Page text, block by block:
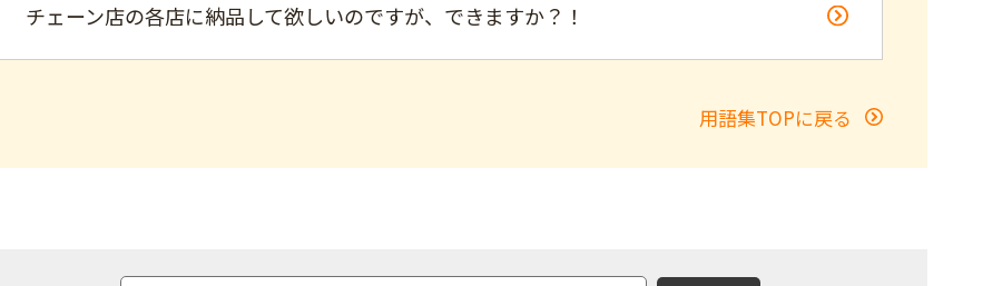
チェーン店の各店に納品して欲しいのですが、できますか？！
用語集TOPに戻る